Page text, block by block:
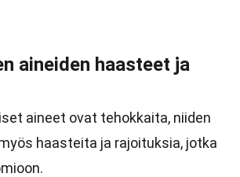
aineiden haasteet ja
aineet ovat tehokkaita, niiden
haasteita ja rajoituksia, jotka